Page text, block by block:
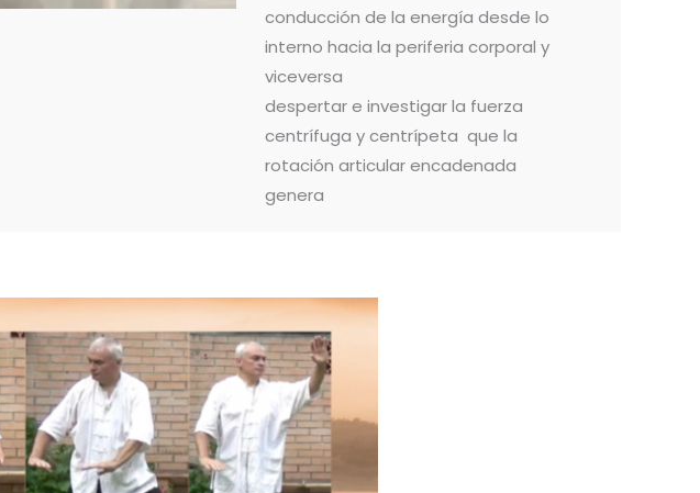
conducción de la energía desde lo
interno hacia la periferia corporal y
viceversa
despertar e investigar la fuerza
centrífuga y centrípeta que la
rotación articular encadenada
genera